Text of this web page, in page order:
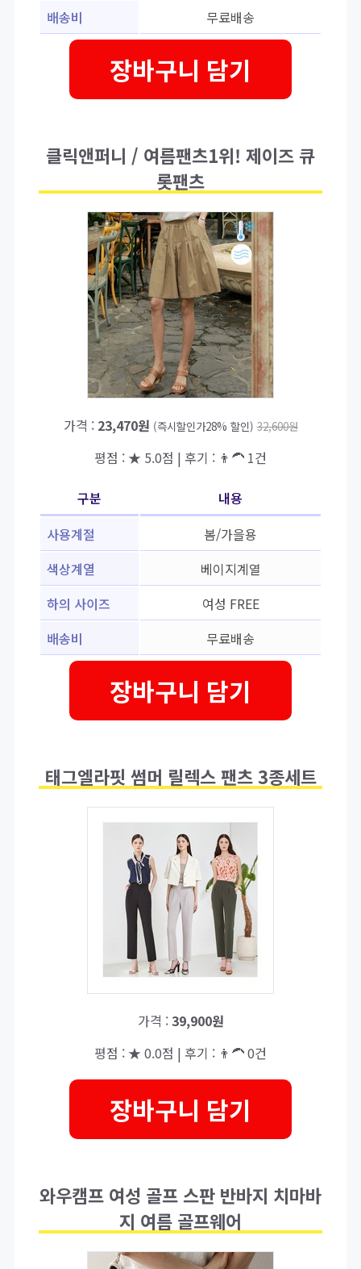
배송비 무료배송
장바구니 담기
클릭앤퍼니 / 여름팬츠1위! 제이즈 큐
롯팬츠
가격 : 23,470원 (즉시할인가28% 할인) 32,600원
평점 : ★ 5.0점 | 후기 : 👨‍🦱 1건
구분
내용
사용계절
봄/가을용
색상계열
베이지계열
하의 사이즈
여성 FREE
배송비
무료배송
장바구니 담기
태그엘라핏 썸머 릴렉스 팬츠 3종세트
가격 :39,900원
평점 : ★ 0.0점 | 후기 : 👨‍🦱 0건
장바구니 담기
와우캠프 여성 골프 스판 반바지 치마바
지 여름 골프웨어